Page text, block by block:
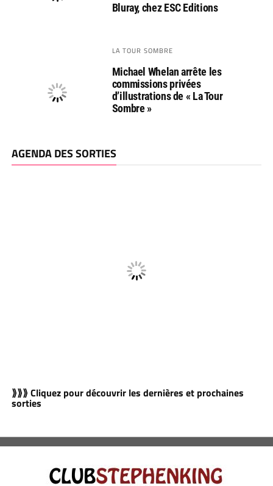
Bluray, chez ESC Editions
LA TOUR SOMBRE
Michael Whelan arrête les
commissions privées
d’illustrations de « La Tour
Sombre »
AGENDA DES SORTIES
⟫⟫⟫ Cliquez pour découvrir les dernières et prochaines
sorties